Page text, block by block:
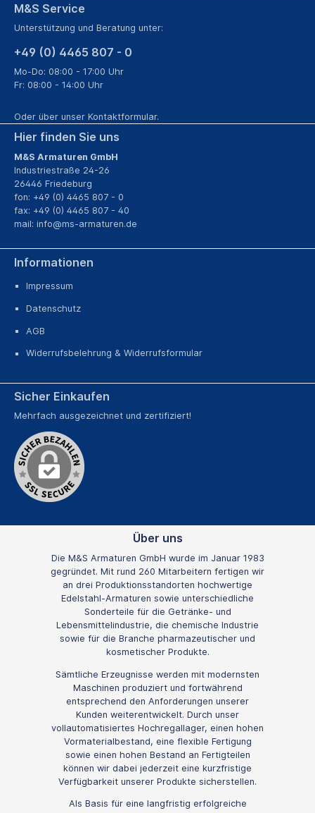
M&S Service
Unterstützung und Beratung unter:
+49 (0) 4465 807 - 0
Mo-Do: 08:00 - 17:00 Uhr
Fr: 08:00 - 14:00 Uhr
Oder über unser Kontaktformular.
Informationen
Impressum
Datenschutz
AGB
Widerrufsbelehrung & Widerrufsformular
Hier finden Sie uns
M&S Armaturen GmbH
Industriestraße 24-26
26446 Friedeburg
fon: +49 (0) 4465 807 - 0
fax: +49 (0) 4465 807 - 40
mail: info@ms-armaturen.de
Sicher Einkaufen
Mehrfach ausgezeichnet und zertifiziert!
Über uns
Die M&S Armaturen GmbH wurde im Januar 1983
gegründet. Mit rund 260 Mitarbeitern fertigen wir
an drei Produktionsstandorten hochwertige
Edelstahl-Armaturen sowie unterschiedliche
Sonderteile für die Getränke- und
Lebensmittelindustrie, die chemische Industrie
sowie für die Branche pharmazeutischer und
kosmetischer Produkte.
Sämtliche Erzeugnisse werden mit modernsten
Maschinen produziert und fortwährend
entsprechend den Anforderungen unserer
Kunden weiterentwickelt. Durch unser
vollautomatisiertes Hochregallager, einen hohen
Vormaterialbestand, eine flexible Fertigung
sowie einen hohen Bestand an Fertigteilen
können wir dabei jederzeit eine kurzfristige
Verfügbarkeit unserer Produkte sicherstellen.
Als Basis für eine langfristig erfolgreiche